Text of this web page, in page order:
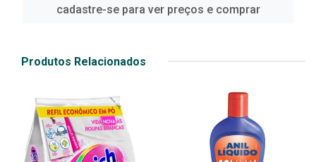
cadastre-se para ver preços e comprar
Produtos Relacionados